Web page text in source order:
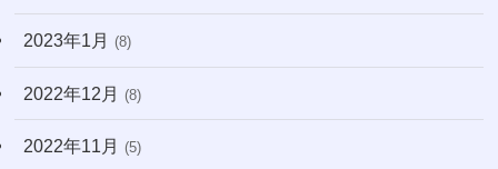
2023年1月 (8)
2022年12月 (8)
2022年11月 (5)